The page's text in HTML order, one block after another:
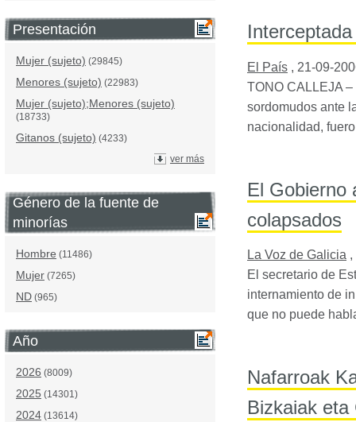
Presentación
Mujer (sujeto) (29845)
Menores (sujeto) (22983)
Mujer (sujeto);Menores (sujeto)
(18733)
Gitanos (sujeto) (4233)
ver más
Género de la fuente de
minorías
Hombre (11486)
Mujer (7265)
ND (965)
Año
2026 (8009)
2025 (14301)
2024 (13614)
El País , 21-09-
TONO CALLEJA –
sordomudos ante
nacionalidad,
El Gobierno
colapsados
La Voz de Galicia ,
El secretario de
internamiento de
que no puede
Nafarroak
Bizkaiak eta